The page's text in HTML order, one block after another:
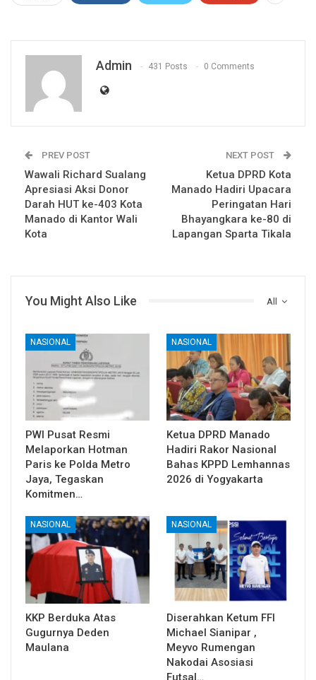
Admin 431 Posts 0 Comments
PREV POST
Wawali Richard Sualang
Apresiasi Aksi Donor
Darah HUT ke-403 Kota
Manado di Kantor Wali
Kota
NEXT POST
Ketua DPRD Kota
Manado Hadiri Upacara
Peringatan Hari
Bhayangkara ke-80 di
Lapangan Sparta Tikala
All
You Might Also Like
NASIONAL
PWI Pusat Resmi
Melaporkan Hotman
Paris ke Polda Metro
Jaya, Tegaskan
Komitmen…
NASIONAL
Ketua DPRD Manado
Hadiri Rakor Nasional
Bahas KPPD Lemhannas
2026 di Yogyakarta
NASIONAL
KKP Berduka Atas
Gugurnya Deden
Maulana
NASIONAL
Diserahkan Ketum FFI
Michael Sianipar ,
Meyvo Rumengan
Nakodai Asosiasi
Futsal…